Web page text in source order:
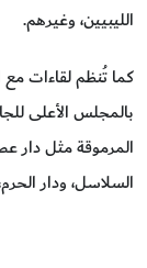
الليبيين، وغيرهم.
كما تُنظم لقاءات مع
بالمجلس الأعلى
المرموقة مثل دار
السلاسل، ودار